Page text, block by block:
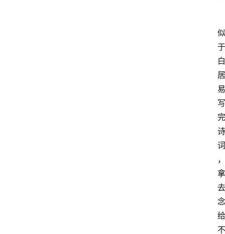
似
于
白
居
易
写
完
诗
词
，
拿
去
念
给
不